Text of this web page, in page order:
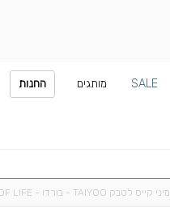
SALE מותגים החנות
מיני קייס לטבק TAIYOO - בורדו - FLOWER OF LIFE